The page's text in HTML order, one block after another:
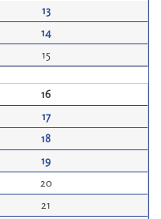
13
14
15
16
17
18
19
20
21